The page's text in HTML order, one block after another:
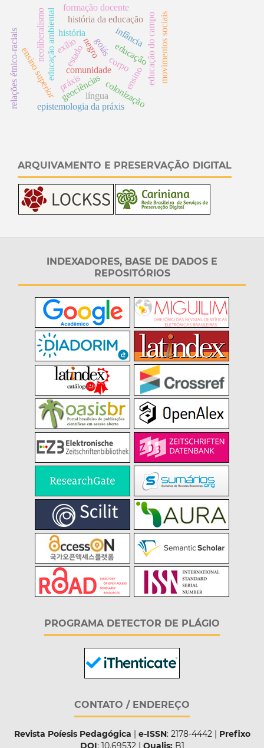
infância
história
corpo
geociências
educação ambiental educação
comunidade
colonização
estadonegro
história da educação
goiás
epistemologia da práxis
formação docente
ensino superior
relações étnico-raciais educação do campomovimentos sociais
ensino
neoliberalismo exílio
práxis
língua
ARQUIVAMENTO E PRESERVAÇÃO DIGITAL
INDEXADORES, BASE DE DADOS E
REPOSITÓRIOS
PROGRAMA DETECTOR DE PLÁGIO
CONTATO / ENDEREÇO
Revista Poíesis Pedagógica | e-ISSN: 2178-4442 | Prefixo
DOI: 10.69532 | Qualis:B1